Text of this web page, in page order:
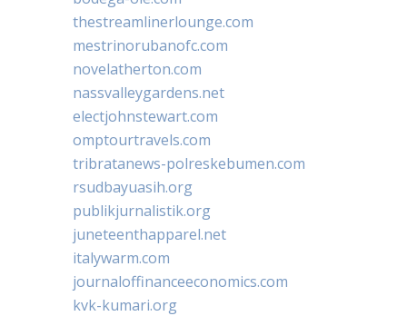
thestreamlinerlounge.com
mestrinorubanofc.com
novelatherton.com
nassvalleygardens.net
electjohnstewart.com
omptourtravels.com
tribratanews-polreskebumen.com
rsudbayuasih.org
publikjurnalistik.org
juneteenthapparel.net
italywarm.com
journaloffinanceeconomics.com
kvk-kumari.org